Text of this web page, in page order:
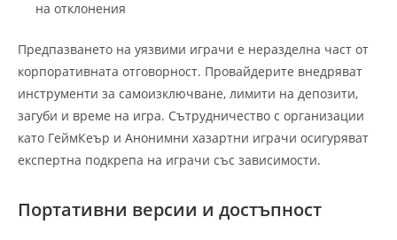
на отклонения
Предпазването на уязвими играчи е неразделна част от
корпоративната отговорност. Провайдерите внедряват
инструменти за самоизключване, лимити на депозити,
загуби и време на игра. Сътрудничество с организации
като ГеймКеър и Анонимни хазартни играчи осигуряват
експертна подкрепа на играчи със зависимости.
Портативни версии и достъпност